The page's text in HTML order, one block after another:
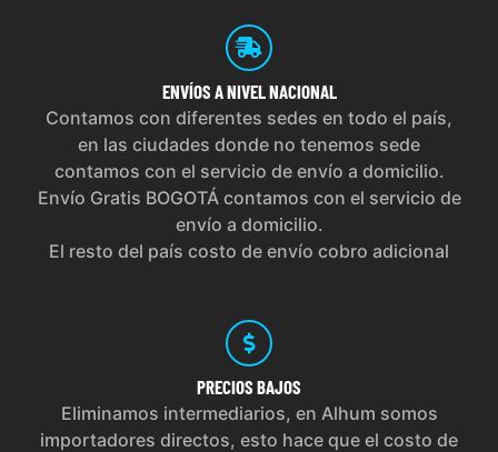
ENVÍOS A NIVEL NACIONAL
Contamos con diferentes sedes en todo el país,
en las ciudades donde no tenemos sede
contamos con el servicio de envío a domicilio.
Envío Gratis BOGOTÁ contamos con el servicio de
envío a domicilio.
El resto del país costo de envío cobro adicional
PRECIOS BAJOS
Eliminamos intermediarios, en Alhum somos
importadores directos, esto hace que el costo de